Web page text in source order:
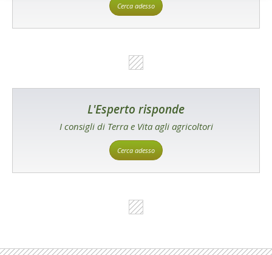
Cerca adesso
L'Esperto risponde
I consigli di Terra e Vita agli agricoltori
Cerca adesso